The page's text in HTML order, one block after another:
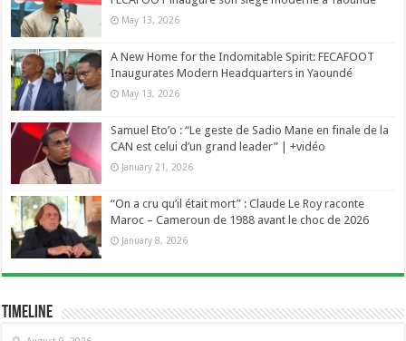
May 13, 2026
A New Home for the Indomitable Spirit: FECAFOOT
Inaugurates Modern Headquarters in Yaoundé
May 13, 2026
Samuel Eto’o : “Le geste de Sadio Mane en finale de la
CAN est celui d’un grand leader” | +vidéo
January 21, 2026
“On a cru qu’il était mort” : Claude Le Roy raconte
Maroc – Cameroun de 1988 avant le choc de 2026
January 8, 2026
Timeline